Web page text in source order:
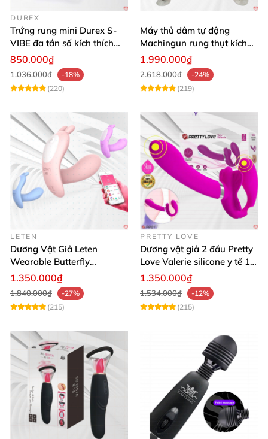
DUREX
Trứng rung mini Durex S-
VIBE đa tần số kích thích
điểm G
850.000₫
1.036.000₫
-18%
(220)
Máy thủ dâm tự động
Machingun rung thụt kích
thích âm đạo cực phê
1.990.000₫
2.618.000₫
-24%
(219)
LETEN
Dương Vật Giả Leten
Wearable Butterfly
Bluetooth Đa Năng
1.350.000₫
1.840.000₫
-27%
(215)
PRETTY LOVE
Dương vật giả 2 đầu Pretty
Love Valerie silicone y tế 12
chế độ rung
1.350.000₫
1.534.000₫
-12%
(215)